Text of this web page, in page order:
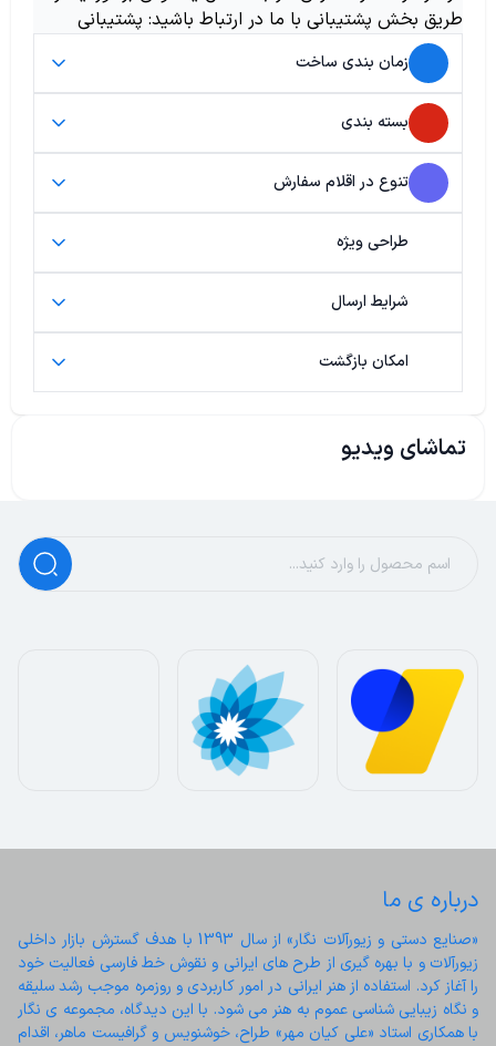
طریق بخش پشتیبانی با ما در ارتباط باشید: پشتیبانی
زمان بندی ساخت
بسته بندی
تنوع در اقلام سفارش
طراحی ویژه
شرایط ارسال
امکان بازگشت
تماشای ویدیو
درباره ی ما